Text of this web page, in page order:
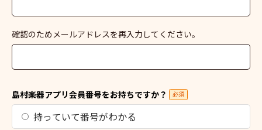
確認のためメールアドレスを再入力してください。
島村楽器アプリ会員番号をお持ちですか？ 必須
持っていて番号がわかる